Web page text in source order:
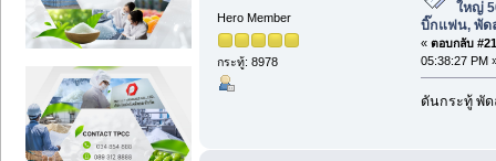
Hero Member
กระทู้: 8978
ใหญ่
บิ๊กแฟน, พัด
« ตอบกลับ
05:38:27 PM
ดันกระทู้ พั